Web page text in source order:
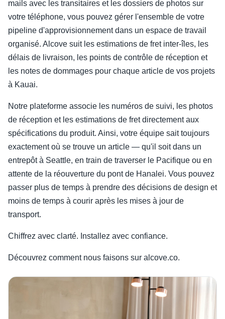
mails avec les transitaires et les dossiers de photos sur
votre téléphone, vous pouvez gérer l'ensemble de votre
pipeline d'approvisionnement dans un espace de travail
organisé. Alcove suit les estimations de fret inter-îles, les
délais de livraison, les points de contrôle de réception et
les notes de dommages pour chaque article de vos projets
à Kauai.
Notre plateforme associe les numéros de suivi, les photos
de réception et les estimations de fret directement aux
spécifications du produit. Ainsi, votre équipe sait toujours
exactement où se trouve un article — qu'il soit dans un
entrepôt à Seattle, en train de traverser le Pacifique ou en
attente de la réouverture du pont de Hanalei. Vous pouvez
passer plus de temps à prendre des décisions de design et
moins de temps à courir après les mises à jour de
transport.
Chiffrez avec clarté. Installez avec confiance.
Découvrez comment nous faisons sur alcove.co.